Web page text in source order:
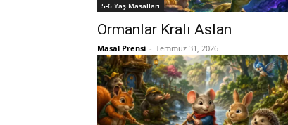
5-6 Yaş Masalları
Ormanlar Kralı Aslan
Masal Prensi - Temmuz 31, 2026